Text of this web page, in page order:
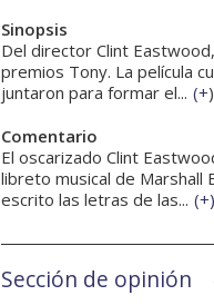
Sinopsis
Del director Clint
premios Tony. La película
juntaron para formar el... (+)
Comentario
El oscarizado Clint
libreto musical de Marshall
escrito las letras de las... (+)
Sección de opinión